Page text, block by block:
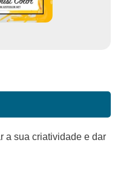
a sua criatividade e dar